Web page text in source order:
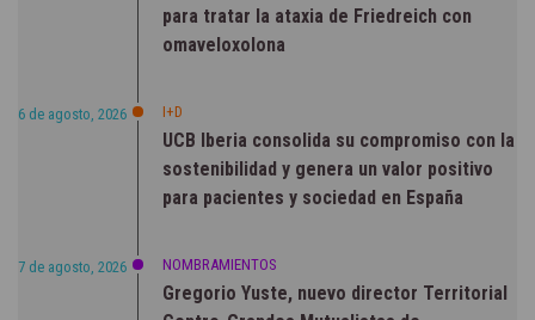
para tratar la ataxia de Friedreich con
omaveloxolona
6 de agosto, 2026 I+D
UCB Iberia consolida su compromiso con la
sostenibilidad y genera un valor positivo
para pacientes y sociedad en España
7 de agosto, 2026 NOMBRAMIENTOS
Gregorio Yuste, nuevo director Territorial